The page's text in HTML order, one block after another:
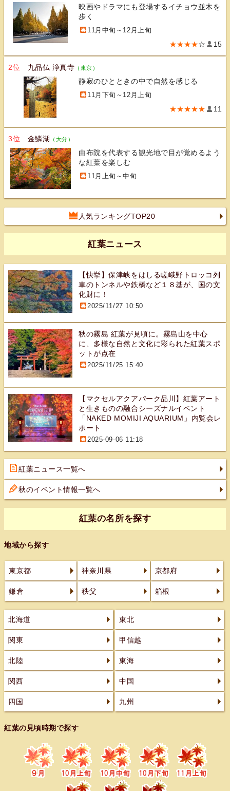
映画やドラマにも登場するイチョウ並木を
歩く
11月中旬～12月上旬
★★★★☆ 15
2位 九品仏 浄真寺 （東京）
静寂のひとときの中で自然を感じる
11月下旬～12月上旬
★★★★★ 11
3位 金鱗湖 （大分）
由布院を代表する観光地で目が覚めるよう
な紅葉を楽しむ
11月上旬～中旬
人気ランキングTOP20
紅葉ニュース
【快挙】保津峡をはしる嵯峨野トロッコ列
車のトンネルや鉄橋など１８基が、国の文
化財に！
2025/11/27 10:50
秋の霧島 紅葉が見頃に。霧島山を中心
に、多様な自然と文化に彩られた紅葉スポ
ットが点在
2025/11/25 15:40
【マクセルアクアパーク品川】紅葉アート
と生きものの融合シーズナルイベント
「NAKED MOMIJI AQUARIUM」内覧会レ
ポート
2025-09-06 11:18
紅葉ニュース一覧へ
秋のイベント情報一覧へ
紅葉の名所を探す
地域から探す
東京都 神奈川県 京都府
鎌倉 秩父 箱根
北海道 東北
関東 甲信越
北陸 東海
関西 中国
四国 九州
紅葉の見頃時期で探す